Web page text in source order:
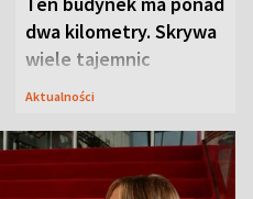
dwa kilometry. Skrywa
wiele tajemnic
Aktualności